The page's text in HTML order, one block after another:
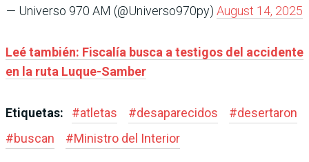
— Universo 970 AM (@Universo970py) August 14, 2025
Leé también: Fiscalía busca a testigos del accidente
en la ruta Luque-Samber
Etiquetas: #atletas #desaparecidos #desertaron
#buscan #Ministro del Interior